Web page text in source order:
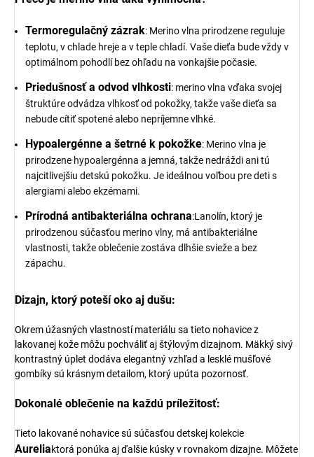
Termoregulačný zázrak: Merino vlna prirodzene reguluje
teplotu, v chlade hreje a v teple chladí. Vaše dieťa bude vždy v
optimálnom pohodlí bez ohľadu na vonkajšie počasie.
Priedušnosť a odvod vlhkosti: merino vlna vďaka svojej
štruktúre odvádza vlhkosť od pokožky, takže vaše dieťa sa
nebude cítiť spotené alebo nepríjemne vlhké.
Hypoalergénne a šetrné k pokožke: Merino vlna je
prirodzene hypoalergénna a jemná, takže nedráždi ani tú
najcitlivejšiu detskú pokožku. Je ideálnou voľbou pre deti s
alergiami alebo ekzémami.
Prírodná antibakteriálna ochrana:Lanolín, ktorý je
prirodzenou súčasťou merino vlny, má antibakteriálne
vlastnosti, takže oblečenie zostáva dlhšie svieže a bez
zápachu.
Dizajn, ktorý poteší oko aj dušu:
Okrem úžasných vlastností materiálu sa tieto nohavice z
lakovanej kože môžu pochváliť aj štýlovým dizajnom. Mäkký sivý
kontrastný úplet dodáva elegantný vzhľad a lesklé mušľové
gombíky sú krásnym detailom, ktorý upúta pozornosť.
Dokonalé oblečenie na každú príležitosť:
Tieto lakované nohavice sú súčasťou detskej kolekcie
Aureliaktorá ponúka aj ďalšie kúsky v rovnakom dizajne. Môžete